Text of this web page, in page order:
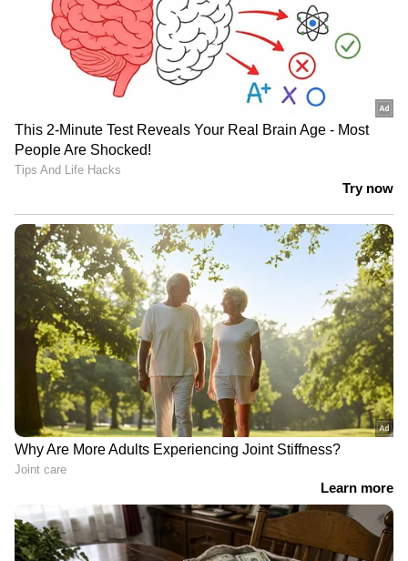
4
മധ്യകേരളത്തിൽ മലയോര മേഖലയിൽ
അതിശക്തമായ മഴ ഇന്നും തുടരുകയാണ്.
കോട്ടയം, പത്തനംതിട്ട, ഇടുക്കി ജില്ലകളിൽ
പലയിടത്തും മണ്ണിടിച്ചിലും